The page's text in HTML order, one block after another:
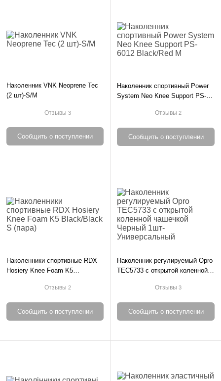
Наколенник VNK Neoprene Tec
(2 шт)-S/M
Отзывы3
Сообщить о поступлении
Наколенник спортивный Power
System Neo Knee Support PS-
Отзывы2
Сообщить о поступлении
Наколенники спортивные RDX
Hosiery Knee Foam K5
Отзывы2
Сообщить о поступлении
Наколенник регулируемый Opro
TEC5733 с открытой коленной
УниверсальныйОтзывы3
Сообщить о поступлении